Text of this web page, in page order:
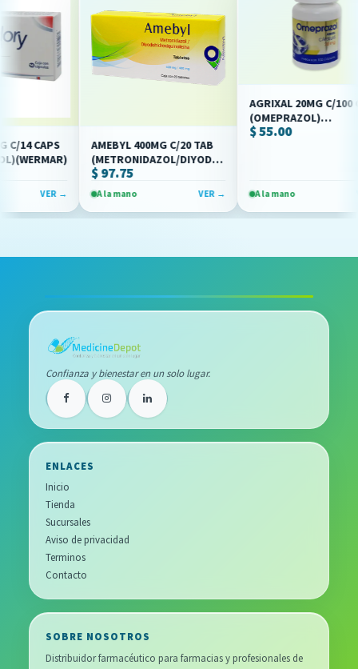
CAPS
VER →
AMEBYL 400MG C/20 TAB
(METRONIDAZOL/DIYODOHIDROXIQUINOLEINA)
(OFFENBACH)
$ 97.75
A la mano VER →
AGRIXAL 20MG C/100 CAPS
(OMEPRAZOL)
(BRULUAGSA)
$ 55.00
A la mano
Confianza y bienestar en un solo lugar.
ENLACES
Inicio
Tienda
Sucursales
Aviso de privacidad
Terminos
Contacto
SOBRE NOSOTROS
Distribuidor farmacéutico para farmacias y profesionales de